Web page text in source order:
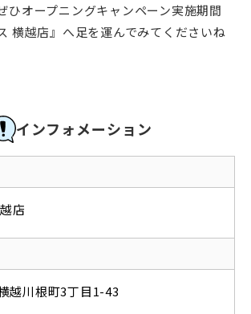
ひオープニングキャンペーン実施期間
横越店』へ足を運んでみてくださいね
インフォメーション
店
越川根町3丁目1-43